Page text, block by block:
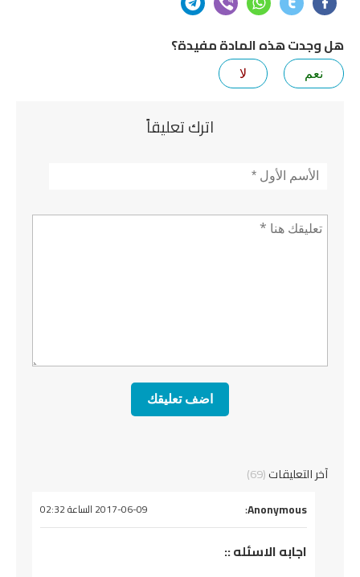
هل وجدت هذه المادة مفيدة؟
نعم لا
اترك تعليقاً
الأسم*
تعليق *
آخر التعليقات(69)
يقول
Anonymous
: 2017-06-09 الساعة 02:32
اجابه الاسئله ::